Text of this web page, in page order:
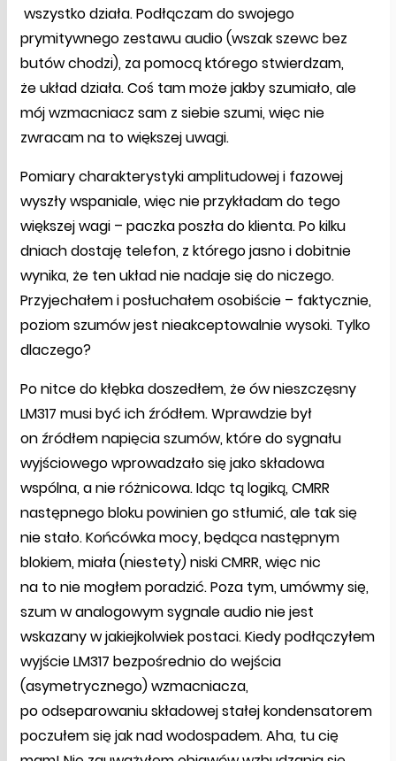
wszystko działa. Podłączam do swojego
prymitywnego zestawu audio (wszak szewc bez
butów chodzi), za pomocą którego stwierdzam,
że układ działa. Coś tam może jakby szumiało, ale
mój wzmacniacz sam z siebie szumi, więc nie
zwracam na to większej uwagi.
Pomiary charakterystyki amplitudowej i fazowej
wyszły wspaniale, więc nie przykładam do tego
większej wagi – paczka poszła do klienta. Po kilku
dniach dostaję telefon, z którego jasno i dobitnie
wynika, że ten układ nie nadaje się do niczego.
Przyjechałem i posłuchałem osobiście – faktycznie,
poziom szumów jest nieakceptowalnie wysoki. Tylko
dlaczego?
Po nitce do kłębka doszedłem, że ów nieszczęsny
LM317 musi być ich źródłem. Wprawdzie był
on źródłem napięcia szumów, które do sygnału
wyjściowego wprowadzało się jako składowa
wspólna, a nie różnicowa. Idąc tą logiką, CMRR
następnego bloku powinien go stłumić, ale tak się
nie stało. Końcówka mocy, będąca następnym
blokiem, miała (niestety) niski CMRR, więc nic
na to nie mogłem poradzić. Poza tym, umówmy się,
szum w analogowym sygnale audio nie jest
wskazany w jakiejkolwiek postaci. Kiedy podłączyłem
wyjście LM317 bezpośrednio do wejścia
(asymetrycznego) wzmacniacza,
po odseparowaniu składowej stałej kondensatorem
poczułem się jak nad wodospadem. Aha, tu cię